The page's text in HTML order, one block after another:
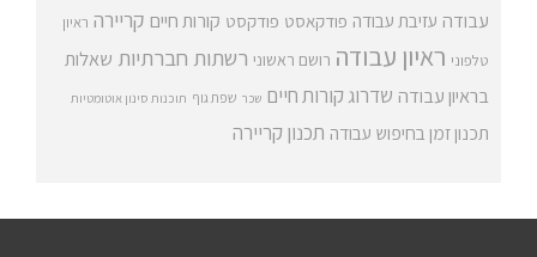
עבודה עזיבת עבודה פודקאסט פודקסט קורות חיים קריירה ראיון
טלפוני ראיון עבודה רושם ראשוני רשתות חברתיות שאלות
בראיון עבודה שדרוג קורות חיים שכר שפת גוף תוכנות סינון אוטומטיות
תכנון זמן בחיפוש עבודה תכנון קריירה